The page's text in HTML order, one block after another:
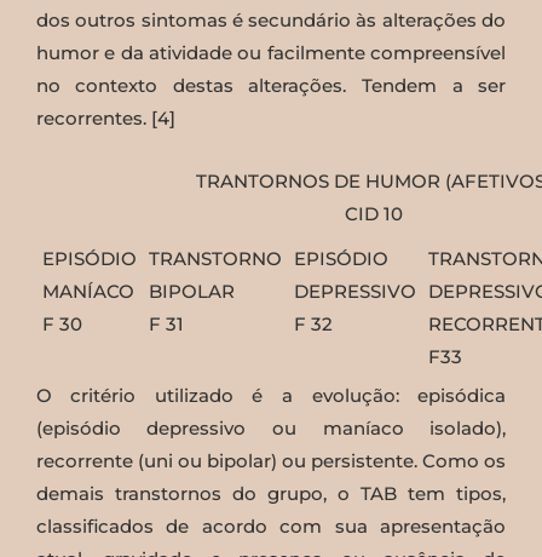
dos outros sintomas é secundário às alterações do
humor e da atividade ou facilmente compreensível
no contexto destas alterações. Tendem a ser
recorrentes. [4]
TRANTORNOS DE HUMOR
CID 10
EPISÓDIO
MANÍACO
F 30
TRANSTORNO
BIPOLAR
F 31
EPISÓDIO
DEPRESSIVO
F 32
F33
O critério utilizado é a evolução: episódica
(episódio depressivo ou maníaco isolado),
recorrente (uni ou bipolar) ou persistente. Como os
demais transtornos do grupo, o TAB tem tipos,
classificados de acordo com sua apresentação